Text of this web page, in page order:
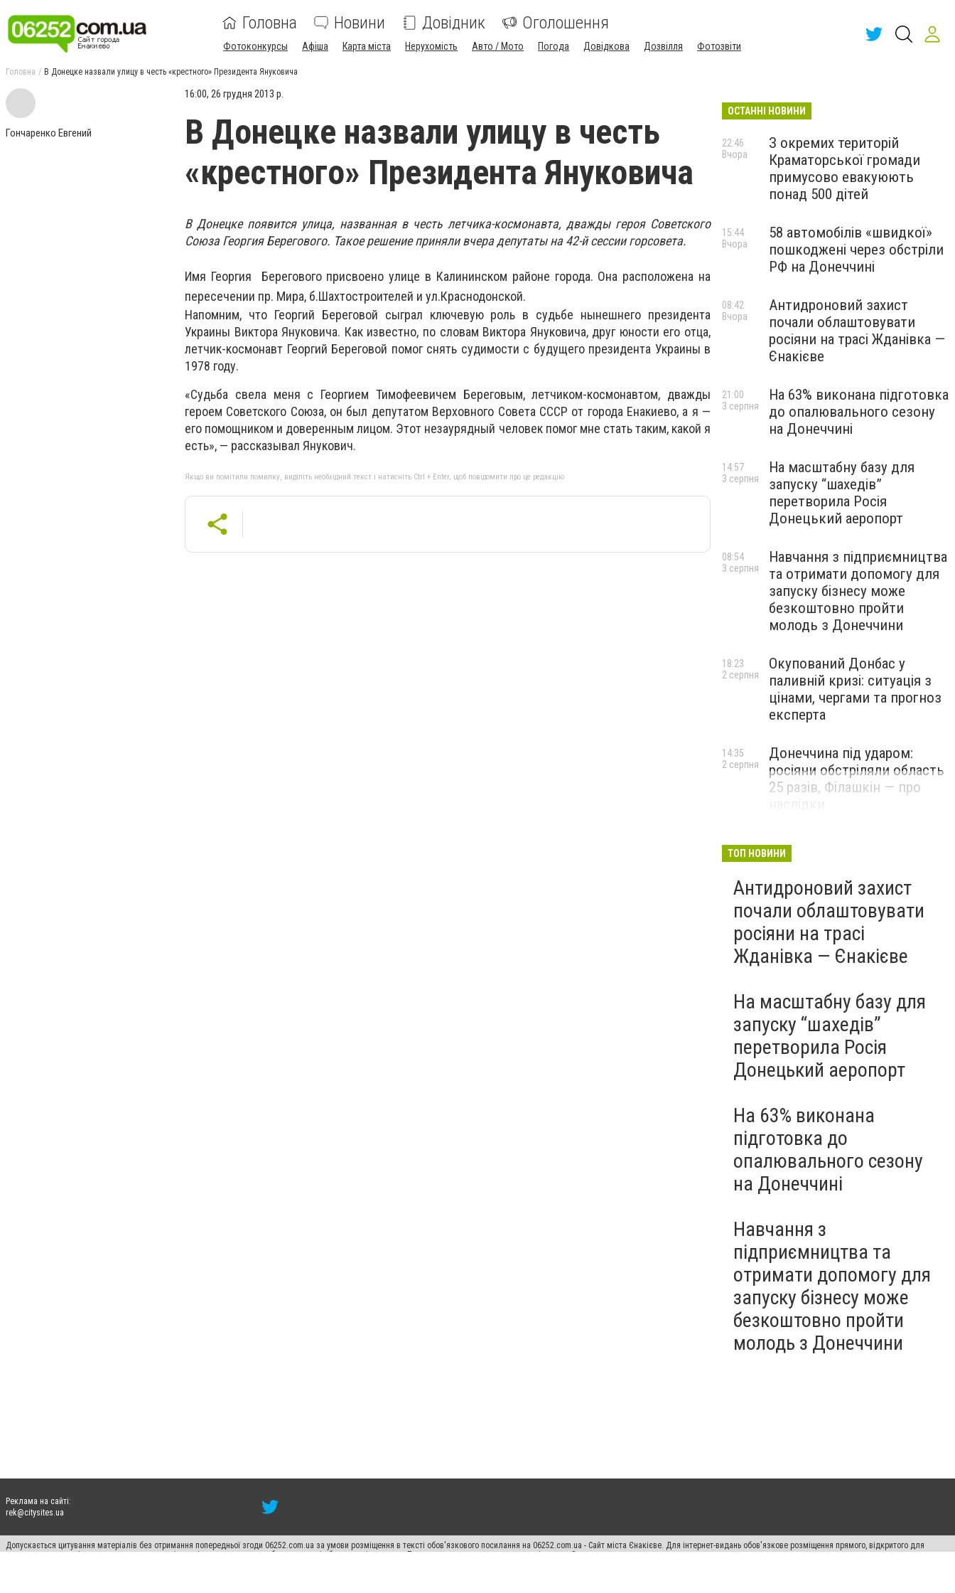
Головна Новини Довідник Оголошення
Фотоконкурсы Афіша Карта міста Нерухомість Авто / Мото Погода Довідкова Дозвілля Фотозвіти
Головна В Донецке назвали улицу в честь «крестного» Президента Януковича
Гончаренко Евгений
16:00, 26 грудня 2013 р.
В Донецке назвали улицу в честь
«крестного» Президента Януковича
В Донецке появится улица, названная в честь летчика-космонавта, дважды героя Советского
Союза Георгия Берегового. Такое решение приняли вчера депутаты на 42-й сессии горсовета.
Имя Георгия Берегового присвоено улице в Калининском районе города. Она расположена на
пересечении пр. Мира, б.Шахтостроителей и ул.Краснодонской.
Напомним, что Георгий Береговой сыграл ключевую роль в судьбе нынешнего президента
Украины Виктора Януковича. Как известно, по словам Виктора Януковича, друг юности его отца,
летчик-космонавт Георгий Береговой помог снять судимости с будущего президента Украины в
1978 году.
«Судьба свела меня с Георгием Тимофеевичем Береговым, летчиком-космонавтом, дважды
героем Советского Союза, он был депутатом Верховного Совета СССР от города Енакиево, а я —
его помощником и доверенным лицом. Этот незаурядный человек помог мне стать таким, какой я
есть», — рассказывал Янукович.
Якщо ви помітили помилку, виділіть необхідний текст і натисніть Ctrl + Enter, щоб повідомити про це редакцію
ОСТАННІ НОВИНИ
З окремих територій
Краматорської громади
примусово евакуюють
понад 500 дітей
22:46
Вчора
58 автомобілів «швидкої»
пошкоджені через обстріли
РФ на Донеччині
15:44
Вчора
Антидроновий захист
почали облаштовувати
росіяни на трасі Жданівка —
Єнакієве
08:42
Вчора
На 63% виконана підготовка
до опалювального сезону
на Донеччині
21:00
3 серпня
На масштабну базу для
запуску “шахедів”
перетворила Росія
Донецький аеропорт
14:57
3 серпня
Навчання з підприємництва
та отримати допомогу для
запуску бізнесу може
безкоштовно пройти
молодь з Донеччини
08:54
3 серпня
Окупований Донбас у
паливній кризі: ситуація з
цінами, чергами та прогноз
експерта
18:23
2 серпня
Донеччина під ударом:
росіяни обстріляли область
25 разів, Філашкін — про
14:35
2 серпня
ТОП НОВИНИ
Антидроновий захист
почали облаштовувати
росіяни на трасі
Жданівка — Єнакієве
На масштабну базу для
запуску “шахедів”
перетворила Росія
Донецький аеропорт
На 63% виконана
підготовка до
опалювального сезону
на Донеччині
Навчання з
підприємництва та
отримати допомогу для
запуску бізнесу може
безкоштовно пройти
молодь з Донеччини
Реклама на сайті:
rek@citysites.ua
Допускається цитування матеріалів без отримання попередньої згоди 06252.com.ua за умови розміщення в тексті обов'язкового посилання на 06252.com.ua - Сайт міста Єнакієве. Для інтернет-видань обов'язкове розміщення прямого, відкритого для
пошукових систем гіперпосилання на цитовані статті не нижче другого абзацу в тексті або в якості джерела. Порушення виняткових прав переслідується Законом.